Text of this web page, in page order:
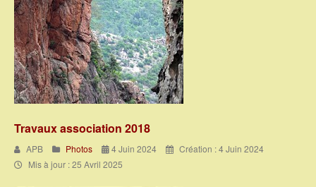
Travaux association 2018
APB Photos 4 Juin 2024
Création : 4 Juin 2024
Mis à jour : 25 Avril 2025